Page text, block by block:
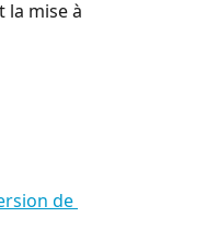
la mise à
de